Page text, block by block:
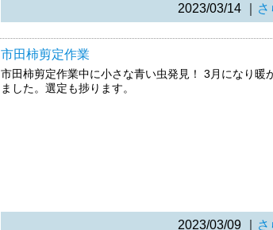
2023/03/14
市田柿剪定作業
市田柿剪定作業中に小さな青い虫発見！ 3月になり暖
ました。選定も捗ります。
2023/03/09